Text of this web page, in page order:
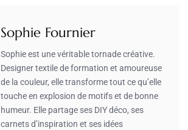
Sophie Fournier
Sophie est une véritable tornade créative.
Designer textile de formation et amoureuse
de la couleur, elle transforme tout ce qu’elle
touche en explosion de motifs et de bonne
humeur. Elle partage ses DIY déco, ses
carnets d’inspiration et ses idées